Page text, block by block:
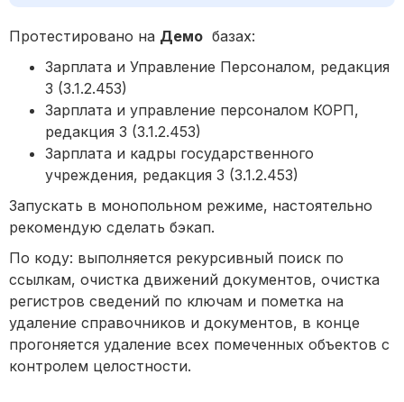
Протестировано на Демо базах:
Зарплата и Управление Персоналом, редакция
3 (3.1.2.453)
Зарплата и управление персоналом КОРП,
редакция 3 (3.1.2.453)
Зарплата и кадры государственного
учреждения, редакция 3 (3.1.2.453)
Запускать в монопольном режиме, настоятельно
рекомендую сделать бэкап.
По коду: выполняется рекурсивный поиск по
ссылкам, очистка движений документов, очистка
регистров сведений по ключам и пометка на
удаление справочников и документов, в конце
прогоняется удаление всех помеченных объектов с
контролем целостности.